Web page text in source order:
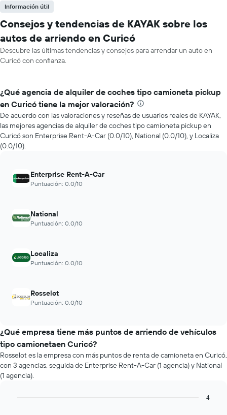
Información útil
Consejos y tendencias de KAYAK sobre los
autos de arriendo en Curicó
Descubre las últimas tendencias y consejos para arrendar un auto en
Curicó con confianza.
¿Qué agencia de alquiler de coches tipo camioneta pickup
en Curicó tiene la mejor valoración?
De acuerdo con las valoraciones y reseñas de usuarios reales de KAYAK,
las mejores agencias de alquiler de coches tipo camioneta pickup en
Curicó son Enterprise Rent-A-Car (0.0/10), National (0.0/10), y Localiza
(0.0/10).
Enterprise Rent-A-Car
Puntuación: 0.0/10
National
Puntuación: 0.0/10
Localiza
Puntuación: 0.0/10
Rosselot
Puntuación: 0.0/10
¿Qué empresa tiene más puntos de arriendo de vehículos
tipo camionetaen Curicó?
Rosselot es la empresa con más puntos de renta de camioneta en Curicó,
con 3 agencias, seguida de Enterprise Rent-A-Car (1 agencia) y National
(1 agencia).
4